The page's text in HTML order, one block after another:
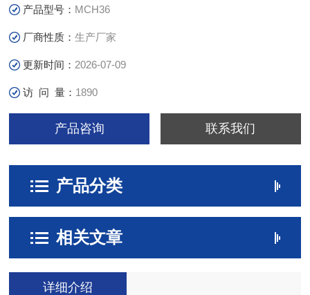
产品型号： MCH36
厂商性质：生产厂家
更新时间： 2026-07-09
访 问 量： 1890
产品咨询 联系我们
产品分类
相关文章
详细介绍